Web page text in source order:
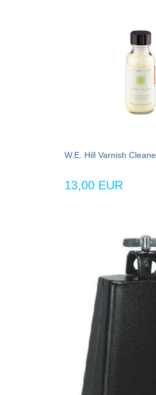
W.E. Hill Varnish
13,00 EUR